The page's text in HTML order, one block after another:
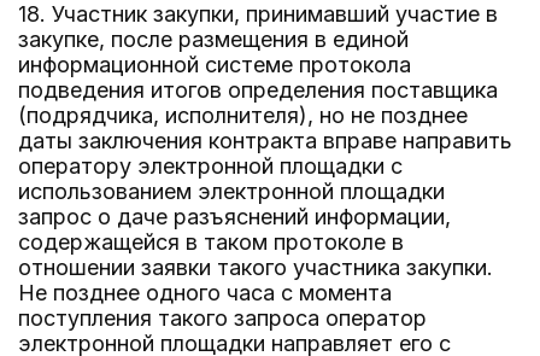
18. Участник закупки, принимавший участие в
закупке, после размещения в единой
информационной системе протокола
подведения итогов определения поставщика
(подрядчика, исполнителя), но не позднее
даты заключения контракта вправе направить
оператору электронной площадки с
использованием электронной площадки
запрос о даче разъяснений информации,
содержащейся в таком протоколе в
отношении заявки такого участника закупки.
Не позднее одного часа с момента
поступления такого запроса оператор
электронной площадки направляет его с